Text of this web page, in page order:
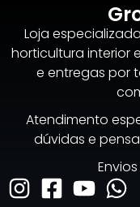
Loja
horticultura interior
e entregas por
Atendimento
dúvidas e